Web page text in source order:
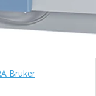
Bruker